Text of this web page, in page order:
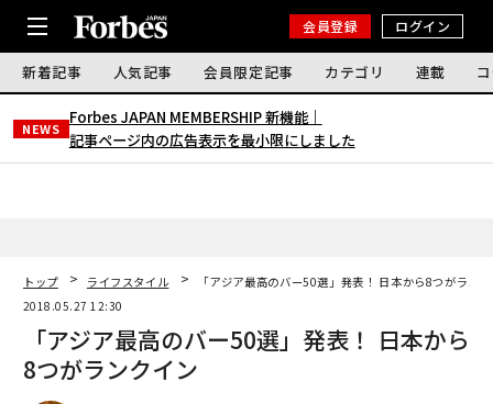
会員登録 ログイン
新着記事 人気記事 会員限定記事 カテゴリ 連載
NEWS
Forbes JAPAN MEMBERSHIP 新機能｜
記事ページ内の広告表示を最小限にしました
トップ ライフスタイル
「アジア最高のバー50選」発表！ 日本から8つがラン
2018.05.27 12:30
「アジア最高のバー50選」発表！ 日本から
8つがランクイン